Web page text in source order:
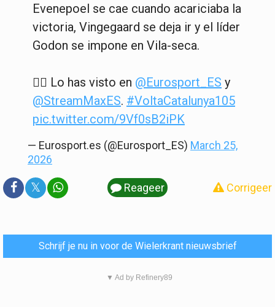
Evenepoel se cae cuando acariciaba la
victoria, Vingegaard se deja ir y el líder
Godon se impone en Vila-seca.
🚴‍♂️ Lo has visto en @Eurosport_ES y
@StreamMaxES. #VoltaCatalunya105
pic.twitter.com/9Vf0sB2iPK
— Eurosport.es (@Eurosport_ES) March 25,
2026
𝕏 Reageer Corrigeer
Schrijf je nu in voor de Wielerkrant nieuwsbrief
▼ Ad by Refinery89